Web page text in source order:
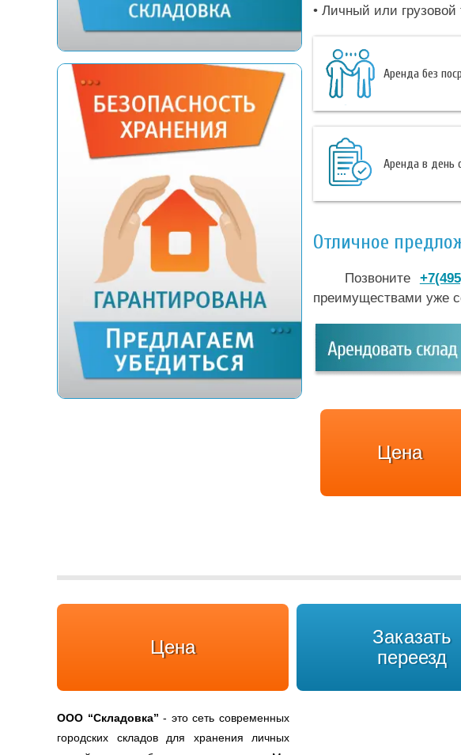
• Личный или грузовой
Аренда без
Аренда в день
Отличное
Позвоните
преимуществами уже
Цена
Цена
Заказать
переезд
ООО “Складовка” - это сеть современных
городских складов для хранения личных